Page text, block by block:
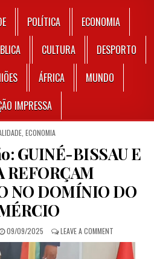
POLÍTICA
ECONOMIA
CULTURA
DESPORTO
ÁFRICA
MUNDO
IMPRESSA
IN , ECONOMIA
GUINÉ-BISSAU E
REFORÇAM
NO DOMÍNIO DO
PUBLISHED DATE:
09/09/2025 LEAVE A COMMENT